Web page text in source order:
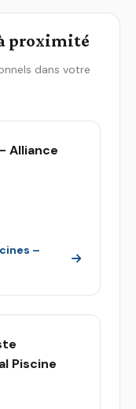
proximité
dans votre
Alliance
–
Piscine